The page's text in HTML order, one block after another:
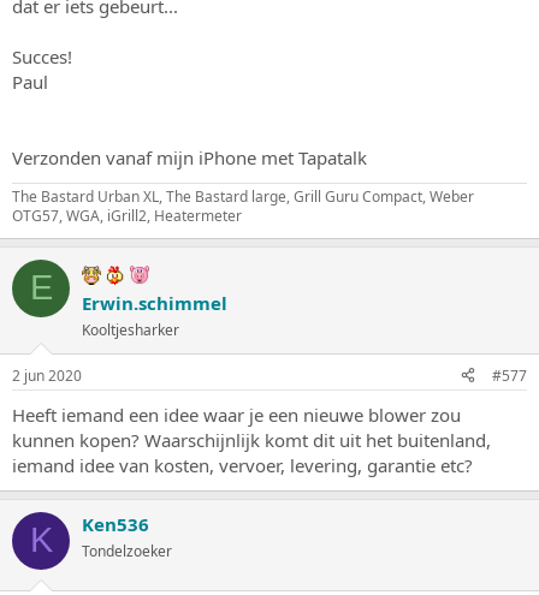
dat er iets gebeurt...
Succes!
Paul
Verzonden vanaf mijn iPhone met Tapatalk
The Bastard Urban XL, The Bastard large, Grill Guru Compact, Weber
OTG57, WGA, iGrill2, Heatermeter
E Erwin.schimmel
Kooltjesharker
2 jun 2020 #577
Heeft iemand een idee waar je een nieuwe blower zou
kunnen kopen? Waarschijnlijk komt dit uit het buitenland,
iemand idee van kosten, vervoer, levering, garantie etc?
K Ken536
Tondelzoeker